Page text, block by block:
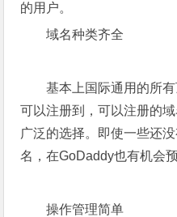
的用户。
域名种类齐全
基本上国际通用的所
可以注册到，可以注册的
广泛的选择。即使一些还
名，在GoDaddy也有机会预
操作管理简单